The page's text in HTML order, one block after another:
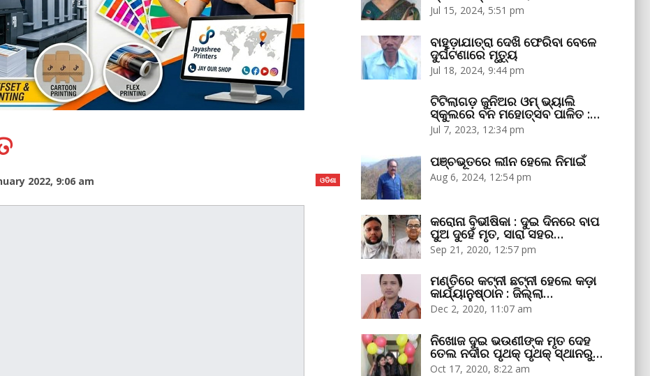
ଓଡିଶା
2022, 9:06 am
Jul 15, 2024, 5:51 pm
ବାହୁଡ଼ାଯାତ୍ରା ଦେଖି ଫେରିବା ବେଳେ
ଦୁର୍ଘଟଣାରେ ମୃତ୍ୟୁ
Jul 18, 2024, 9:44 pm
ଟିଟିଲାଗଡ଼ ଜୁନିଅର ଓମ୍‌ ଭ୍ୟାଲି
ସ୍କୁଲରେ ବନ ମହୋତ୍ସବ ପାଳିତ :…
Jul 7, 2023, 12:34 pm
ପଞ୍ଚଭୂତରେ ଲୀନ ହେଲେ ନିମାଇଁ
Aug 6, 2024, 12:54 pm
କରୋନା ବିଭୀଷିକା : ଦୁଇ ଦିନରେ ବାପ
ପୁଅ ଦୁହେଁ ମୃତ, ସାରା ସହର…
Sep 21, 2020, 12:57 pm
ମଣ୍ତିରେ କଟ୍‌ନୀ ଛଟ୍‌ନୀ ହେଲେ କଡ଼ା
କାର୍ଯ୍ୟାନୁଷ୍ଠାନ : ଜିଲ୍ଲା…
Dec 2, 2020, 11:07 am
ନିଖୋଜ ଦୁଇ ଭଉଣୀଙ୍କ ମୃତ ଦେହ
ତେଲ ନଦୀର ପୃଥକ୍‌ ପୃଥକ୍‌ ସ୍ଥାନରୁ…
Oct 17, 2020, 8:22 am